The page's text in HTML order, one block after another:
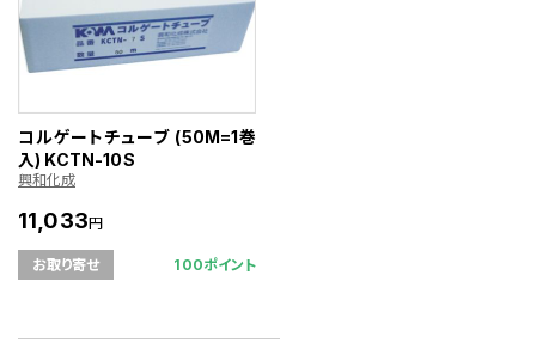
コルゲートチューブ (50M=1巻
入) KCTN-10S
興和化成
11,033円
お取り寄せ 100ポイント